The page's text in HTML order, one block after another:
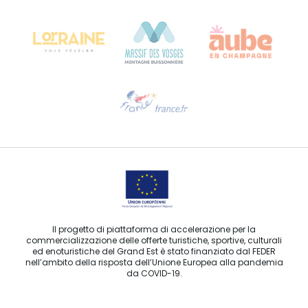
Contattaci per e-mail
Il progetto di piattaforma di accelerazione per la
commercializzazione delle offerte turistiche, sportive, culturali
ed enoturistiche del Grand Est è stato finanziato dal FEDER
nell’ambito della risposta dell’Unione Europea alla pandemia
da COVID-19.